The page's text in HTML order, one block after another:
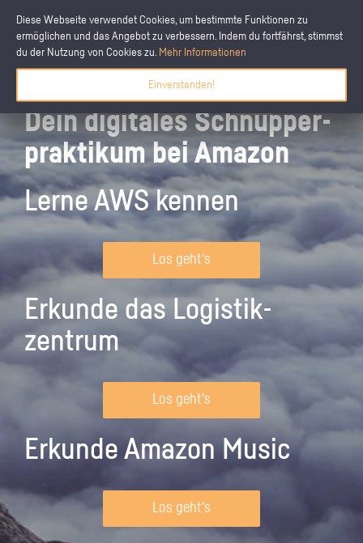
Diese Webseite verwendet Cookies, um bestimmte Funktionen zu
ermöglichen und das Angebot zu verbessern. Indem du fortfährst, stimmst
du der Nutzung von Cookies zu. Mehr Informationen
Einverstanden!
Dein digitales Schnupper­
praktikum bei Amazon
Lerne AWS kennen
Los geht's
Erkunde das Logistik­
zentrum
Los geht's
Erkunde Amazon Music
Los geht's